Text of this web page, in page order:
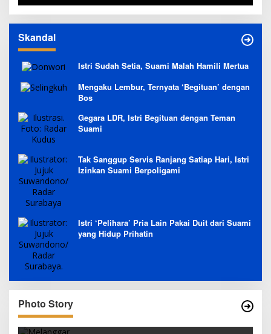
Skandal
Istri Sudah Setia, Suami Malah Hamili Mertua
Mengaku Lembur, Ternyata ‘Begituan’ dengan
Bos
Gegara LDR, Istri Begituan dengan Teman
Suami
Tak Sanggup Servis Ranjang Satiap Hari, Istri
Izinkan Suami Berpoligami
Istri ‘Pelihara’ Pria Lain Pakai Duit dari Suami
yang Hidup Prihatin
Photo Story